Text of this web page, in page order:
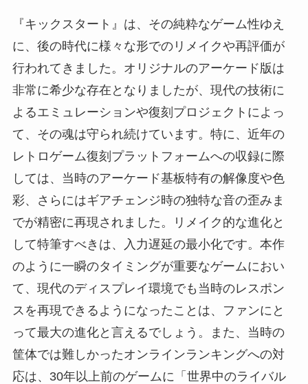
『キックスタート』は、その純粋なゲーム性ゆえ
に、後の時代に様々な形でのリメイクや再評価が
行われてきました。オリジナルのアーケード版は
非常に希少な存在となりましたが、現代の技術に
よるエミュレーションや復刻プロジェクトによっ
て、その魂は守られ続けています。特に、近年の
レトロゲーム復刻プラットフォームへの収録に際
しては、当時のアーケード基板特有の解像度や色
彩、さらにはギアチェンジ時の独特な音の歪みま
でが精密に再現されました。リメイク的な進化と
して特筆すべきは、入力遅延の最小化です。本作
のように一瞬のタイミングが重要なゲームにおい
て、現代のディスプレイ環境でも当時のレスポン
スを再現できるようになったことは、ファンにと
って最大の進化と言えるでしょう。また、当時の
筐体では難しかったオンラインランキングへの対
応は、30年以上前のゲームに「世界中のライバル